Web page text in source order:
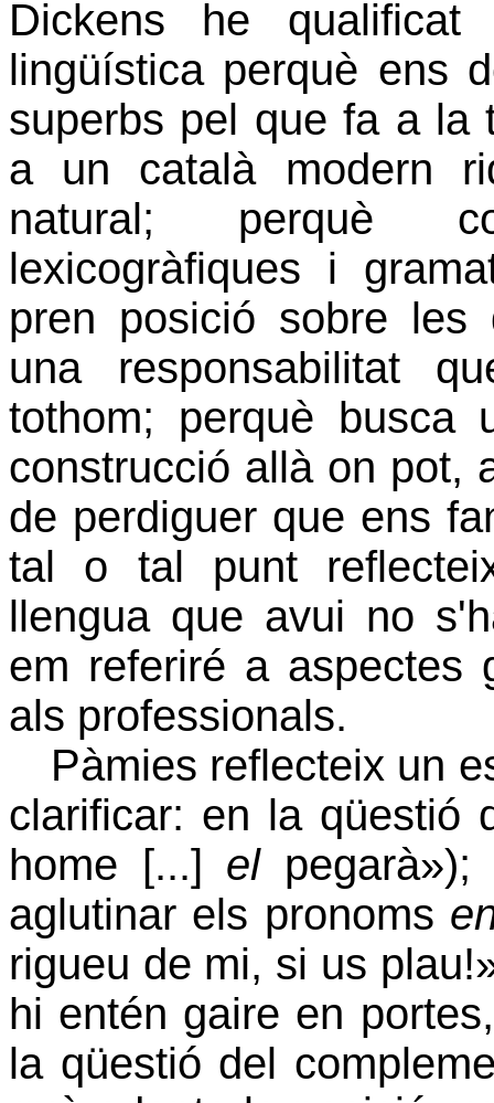
Dickens he qualificat
lingüística perquè ens
superbs pel que fa a la
a un català modern
natural; perquè
lexicogràfiques i
pren posició sobre les
una responsabilitat
tothom; perquè busca
construcció allà on pot,
de perdiguer que ens
tal o tal punt
llengua que avui no
em referiré a aspectes
als professionals.
Pàmies reflecteix un
clarificar: en la qüestió
home [...] elpegarà»);
aglutinar els pronoms
rigueu de mi, si us
hi entén gaire en
la qüestió del